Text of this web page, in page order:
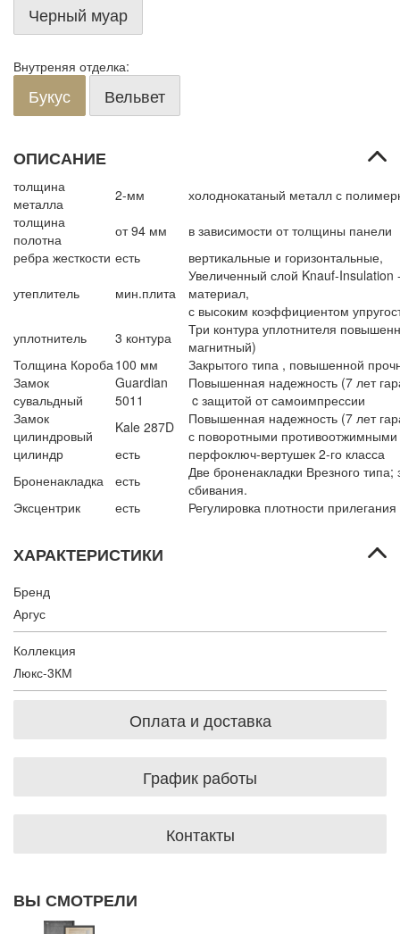
Черный муар
Внутреняя отделка:
Букус Вельвет
ОПИСАНИЕ
толщина
металла
2-мм
холоднокатаный металл с
толщина
полотна
от 94 мм
в зависимости от толщины панели
ребра жесткости есть
вертикальные и горизонтальные,
утеплитель
мин.плита
Увеличенный слой Knauf-Insulation
материал,
с высоким коэффициентом
уплотнитель
3 контура
Три контура уплотнителя
магнитный)
Толщина Короба100 мм
Закрытого типа , повышенной
Замок
сувальдный
Guardian
5011
Повышенная надежность (7 лет
c защитой от самоимпрессии
Замок
цилиндровый
Kale 287D
Повышенная надежность (7 лет
с поворотными
цилиндр
есть
перфоключ-вертушек 2-го класса
Броненакладка
есть
Две броненакладки Врезного
сбивания.
Эксцентрик
есть Регулировка плотности прилегания
ХАРАКТЕРИСТИКИ
Бренд
Аргус
Коллекция
Люкс-3КМ
Оплата и доставка
График работы
Контакты
ВЫ СМОТРЕЛИ